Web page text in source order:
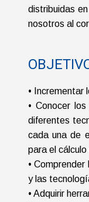
distribuidas
nosotros al
• Incrementar
• Conocer
diferentes
cada una de
para el
•
y las
• Adquirir